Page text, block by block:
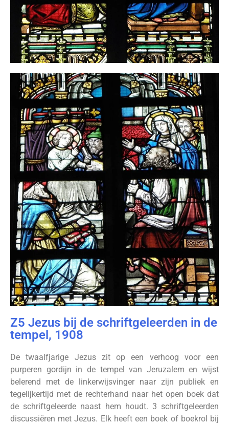
Z5 Jezus bij de schriftgeleerden in de
tempel, 1908
De twaalfjarige Jezus zit op een verhoog voor een
purperen gordijn in de tempel van Jeruzalem en wijst
belerend met de linkerwijsvinger naar zijn publiek en
tegelijkertijd met de rechterhand naar het open boek dat
de schriftgeleerde naast hem houdt. 3 schriftgeleerden
discussiëren met Jezus. Elk heeft een boek of boekrol bij